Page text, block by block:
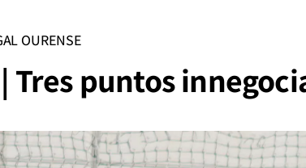
OURENSE
Tres puntos